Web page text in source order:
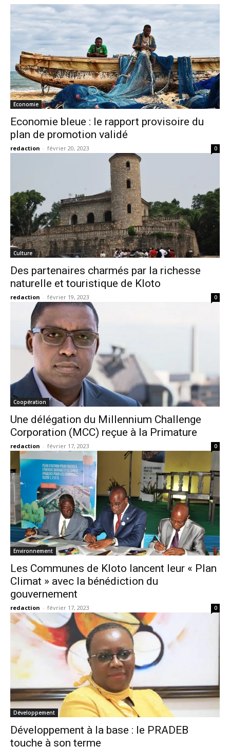
Economie
Economie bleue : le rapport provisoire du
plan de promotion validé
redaction - février 20, 2023 0
Culture
Des partenaires charmés par la richesse
naturelle et touristique de Kloto
redaction - février 19, 2023 0
Coopération
Une délégation du Millennium Challenge
Corporation (MCC) reçue à la Primature
redaction - février 17, 2023 0
Environnement
Les Communes de Kloto lancent leur « Plan
Climat » avec la bénédiction du
gouvernement
redaction - février 17, 2023 0
Développement
Développement à la base : le PRADEB
touche à son terme